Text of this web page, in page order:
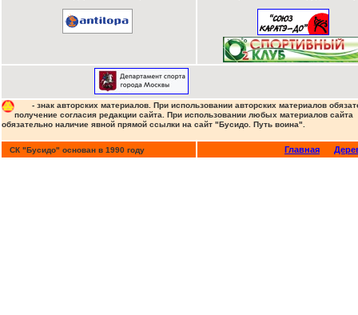
- знак авторских материалов. При использовании авторских материалов
получение согласия редакции сайта. При использовании любых материалов сайта
обязательно наличие явной прямой ссылки на сайт "Бусидо. Путь воина".
СК "Бусидо" основан в 1990 году Главная